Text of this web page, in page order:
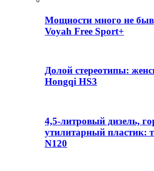
Мощности много не
Voyah Free Sport+
Долой стереотипы:
Hongqi HS3
4,5-литровый дизель,
утилитарный пластик:
N120